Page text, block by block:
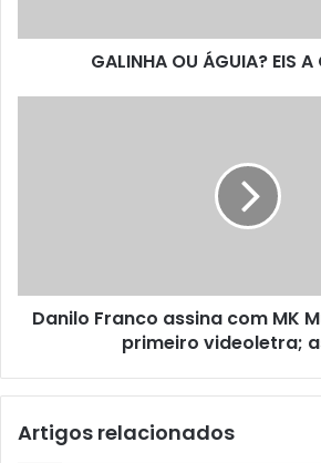
GALINHA OU ÁGUIA? EIS A
Danilo Franco assina com MK
primeiro videoletra;
Artigos relacionados